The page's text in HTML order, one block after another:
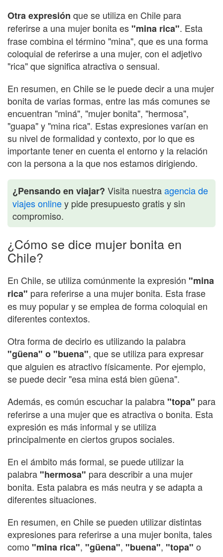
Otra expresión que se utiliza en Chile para
referirse a una mujer bonita es "mina rica". Esta
frase combina el término "mina", que es una forma
coloquial de referirse a una mujer, con el adjetivo
"rica" que significa atractiva o sensual.
En resumen, en Chile se le puede decir a una mujer
bonita de varias formas, entre las más comunes se
encuentran "miná", "mujer bonita", "hermosa",
"guapa" y "mina rica". Estas expresiones varían en
su nivel de formalidad y contexto, por lo que es
importante tener en cuenta el entorno y la relación
con la persona a la que nos estamos dirigiendo.
¿Pensando en viajar? Visita nuestraagencia de
viajes onliney pide presupuesto gratis y sin
compromiso.
¿Cómo se dice mujer bonita en
Chile?
En Chile, se utiliza comúnmente la expresión "mina
rica" para referirse a una mujer bonita. Esta frase
es muy popular y se emplea de forma coloquial en
diferentes contextos.
Otra forma de decirlo es utilizando la palabra
"güena" o "buena", que se utiliza para expresar
que alguien es atractivo físicamente. Por ejemplo,
se puede decir "esa mina está bien güena".
Además, es común escuchar la palabra "topa" para
referirse a una mujer que es atractiva o bonita. Esta
expresión es más informal y se utiliza
principalmente en ciertos grupos sociales.
En el ámbito más formal, se puede utilizar la
palabra "hermosa" para describir a una mujer
bonita. Esta palabra es más neutra y se adapta a
diferentes situaciones.
En resumen, en Chile se pueden utilizar distintas
expresiones para referirse a una mujer bonita, tales
como "mina rica", "güena", "buena", "topa" o